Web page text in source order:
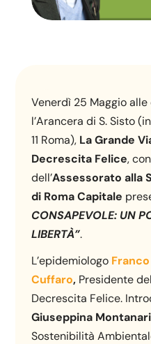
Venerdì 25 Maggio alle
l’Arancera di S. Sisto
11 Roma), La Grande
Decrescita Felice,
dell’Assessorato alla
di Roma Capitale
CONSAPEVOLE: UN
LIBERTÀ”.
L’epidemiologo
Cuffaro, Presidente
Decrescita Felice.
Giuseppina Montanari
Sostenibilità